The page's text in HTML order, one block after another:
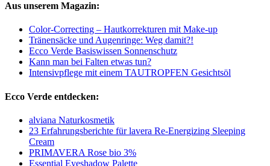
Aus unserem Magazin:
Color-Correcting – Hautkorrekturen mit Make-up
Tränensäcke und Augenringe: Weg damit?!
Ecco Verde Basiswissen Sonnenschutz
Kann man bei Falten etwas tun?
Intensivpflege mit einem TAUTROPFEN Gesichtsöl
Ecco Verde entdecken:
alviana Naturkosmetik
23 Erfahrungsberichte für lavera Re-Energizing Sleeping
Cream
PRIMAVERA Rose bio 3%
Essential Eyeshadow Palette